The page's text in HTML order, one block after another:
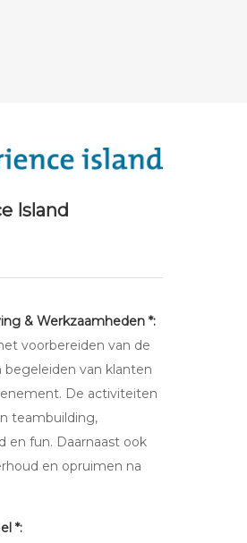
Island
& Werkzaamheden *:
voorbereiden van de
van klanten
De activiteiten
teambuilding,
en fun. Daarnaast ook
en opruimen na
*: